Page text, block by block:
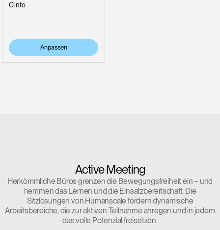
Cinto
Anpassen
Active Meeting
Herkömmliche Büros grenzen die Bewegungsfreiheit ein – und
hemmen das Lernen und die Einsatzbereitschaft. Die
Sitzlösungen von Humanscale fördern dynamische
Arbeitsbereiche, die zur aktiven Teilnahme anregen und in jedem
das volle Potenzial freisetzen.